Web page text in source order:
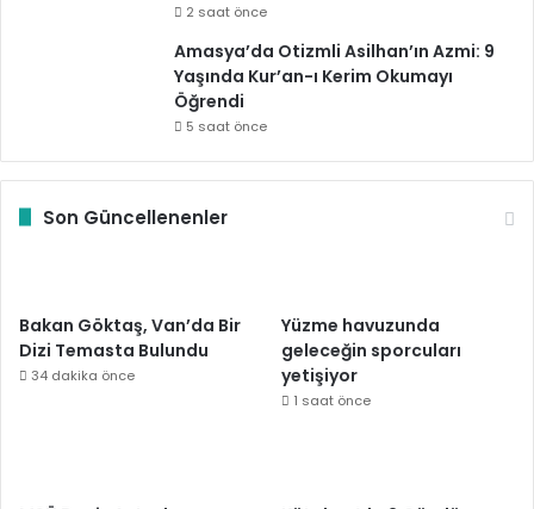
2 saat önce
Amasya’da Otizmli Asilhan’ın Azmi: 9
Yaşında Kur’an-ı Kerim Okumayı
Öğrendi
5 saat önce
Son Güncellenenler
Bakan Göktaş, Van’da Bir
Dizi Temasta Bulundu
34 dakika önce
Yüzme havuzunda
geleceğin sporcuları
yetişiyor
1 saat önce